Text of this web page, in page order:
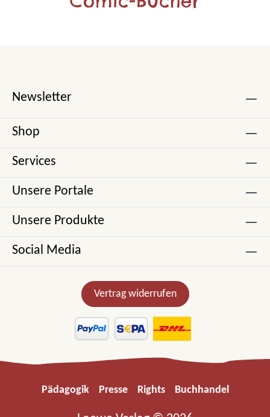
Newsletter
Shop
Services
Unsere Portale
Unsere Produkte
Social Media
Vertrag widerrufen
Pädagogik Presse Rights Buchhandel